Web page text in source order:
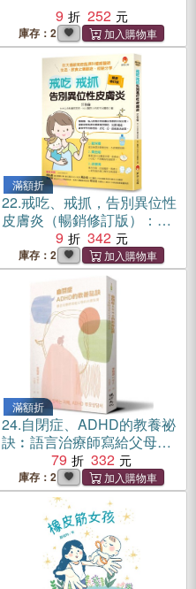
9 252
庫存：2
滿額折
22.戒吃、戒抓，告別異位性
皮膚炎（暢銷修訂版）：台
大過敏免疫風濕科權威醫師
生活、飲食止癢觀念、經驗
分享
9 342
庫存：2
滿額折
24.自閉症、ADHD的教養祕
訣︰語言治療師寫給父母的
治療指南79 332
庫存：2